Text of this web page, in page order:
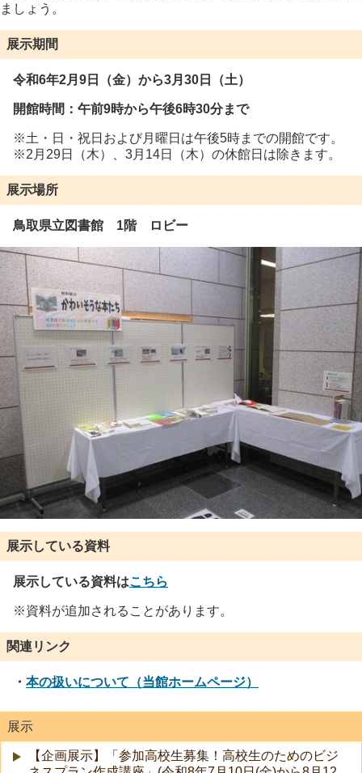
ましょう。
展示期間
令和6年2月9日（金）から3月30日（土）
開館時間：午前9時から午後6時30分まで
※土・日・祝日および月曜日は午後5時までの開館です。
※2月29日（木）、3月14日（木）の休館日は除きます。
展示場所
鳥取県立図書館 1階 ロビー
展示している資料
展示している資料はこちら
※資料が追加されることがあります。
関連リンク
・ 本の扱いについて（当館ホームページ）
展示
【企画展示】「参加高校生募集！高校生のためのビジ